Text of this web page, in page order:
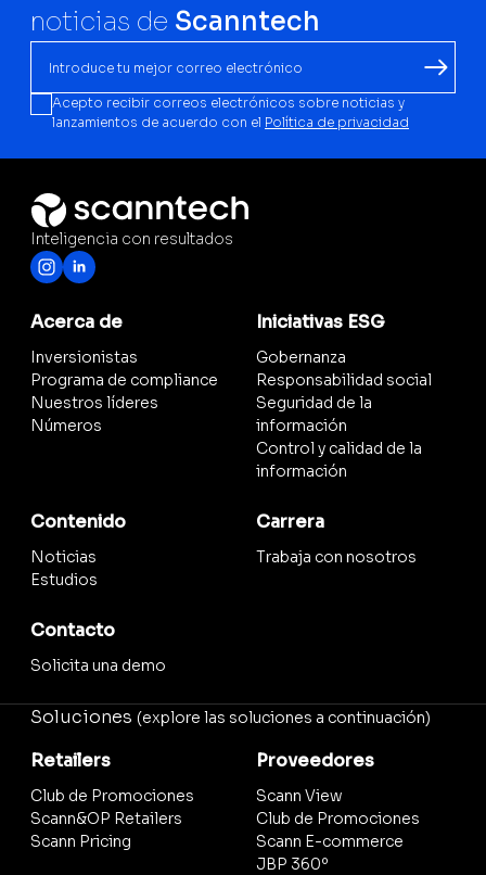
noticias de Scanntech
Acepto recibir correos electrónicos sobre noticias y
lanzamientos de acuerdo con el Política de privacidad
Inteligencia con resultados
Acerca de
Inversionistas
Programa de compliance
Nuestros líderes
Números
Iniciativas ESG
Gobernanza
Responsabilidad social
Seguridad de la
información
Control y calidad de la
información
Contenido
Noticias
Estudios
Carrera
Trabaja con nosotros
Contacto
Solicita una demo
Soluciones (explore las soluciones a continuación)
Retailers
Club de Promociones
Scann&OP Retailers
Scann Pricing
Proveedores
Scann View
Club de Promociones
Scann E-commerce
JBP 360º